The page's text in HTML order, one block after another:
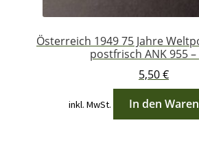
Österreich 1949 75 Jahre
postfrisch ANK 955 –
5,50€
inkl. MwSt. In den